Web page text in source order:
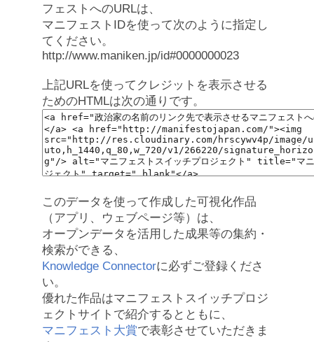
フェストへのURLは、
マニフェストIDを使って次のように指定し
てください。
http://www.maniken.jp/id#0000000023
上記URLを使ってクレジットを表示させる
ためのHTMLは次の通りです。
このデータを使って作成した可視化作品
（アプリ、ウェブページ等）は、
オープンデータを活用した成果等の集約・
検索ができる、
Knowledge Connectorに必ずご登録くださ
い。
優れた作品はマニフェストスイッチプロジ
ェクトサイトで紹介するとともに、
マニフェスト大賞で表彰させていただきま